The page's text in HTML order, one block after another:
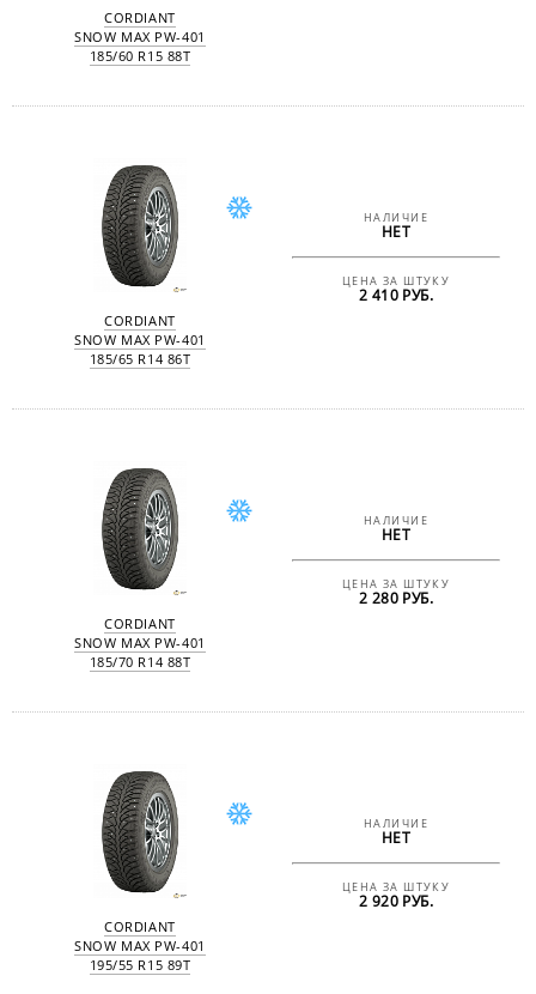
CORDIANT
SNOW MAX PW-401
185/60 R15 88T
CORDIANT
SNOW MAX PW-401
185/65 R14 86T
НАЛИЧИЕ
НЕТ
ЦЕНА ЗА ШТУКУ
2 410 РУБ.
CORDIANT
SNOW MAX PW-401
185/70 R14 88T
НАЛИЧИЕ
НЕТ
ЦЕНА ЗА ШТУКУ
2 280 РУБ.
CORDIANT
SNOW MAX PW-401
195/55 R15 89T
НАЛИЧИЕ
НЕТ
ЦЕНА ЗА ШТУКУ
2 920 РУБ.